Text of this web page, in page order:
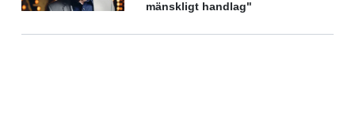
mänskligt handlag"